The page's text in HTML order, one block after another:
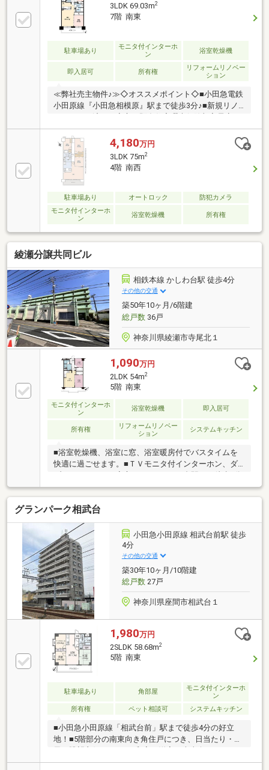
3LDK 69.03m2
7階 南東
駐車場あり
モニタ付インターホ
ン
浴室乾燥機
即入居可 所有権
リフォームリノベー
ション
≪弊社売主物件♪≫◇オススメポイント◇■小田急電鉄
小田原線『小田急相模原』駅まで徒歩3分♪■新規リノ
隣り合うLDKと洋室を合わせれば約21.7帖の広々した
空間に♪■ペットも家族の大事な一員！犬・猫1住戸に
つき2匹可能♪■ショッピングセンターやスーパー、小
中学校が徒歩圏の便利な住環境♪◆◇現地案内会開催
中◆◇当日のご見学も対応致します！ぜひ、お気軽に
お声掛け下さい！☆お電話でご見学の予約は → 【045-
342-0618】☆メールでご見学の予約は → 右上の 【見
学予約する（無料）】をクリック！
4,180万円
3LDK 75m2
4階 南西
駐車場あり オートロック
防犯カメラ
モニタ付インターホ
ン
浴室乾燥機 所有権
綾瀬分譲共同ビル
相鉄本線 かしわ台駅 徒歩4分
その他の交通
築50年10ヶ月/6階建
総戸数36戸
神奈川県綾瀬市寺尾北１
1,090万円
2LDK 54m2
5階 南東
モニタ付インターホ
ン
浴室乾燥機 即入居可
所有権
リフォームリノベー
ション
システムキッチン
■浴室乾燥機、浴室に窓、浴室暖房付でバスタイムを
快適に過ごせます。■ＴＶモニタ付インターホン、ダ
ブルロックドアで安心です。■かしわ台駅から徒歩4分
で通勤通学にはとても便利です。■即入居可。■照明器
具付きです。お客様一人一人に合わせたライフプラン
のご提案をさせていただきます。資金計画、住宅ロー
ン等についてもお気軽にご相談ください。お問い合わ
せ、お待ちしております。
グランパーク相武台
小田急小田原線 相武台前駅 徒歩
4分
その他の交通
築30年10ヶ月/10階建
総戸数27戸
神奈川県座間市相武台１
1,980万円
2SLDK 58.68m2
5階 南東
駐車場あり 角部屋
モニタ付インターホ
ン
所有権
ペット相談可 システムキッチン
■小田急小田原線「相武台前」駅まで徒歩4分の好立
地！■5階部分の南東向き角住戸につき、日当たり・通
風・眺望良好。■LDK・和室・洋室が南東向きバルコニ
ーに面した間取り。■キッチンは住空間を有効に活用